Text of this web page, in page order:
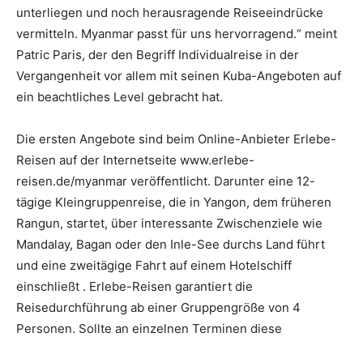
unterliegen und noch herausragende Reiseeindrücke
vermitteln. Myanmar passt für uns hervorragend.“ meint
Patric Paris, der den Begriff Individualreise in der
Vergangenheit vor allem mit seinen Kuba-Angeboten auf
ein beachtliches Level gebracht hat.
Die ersten Angebote sind beim Online-Anbieter Erlebe-
Reisen auf der Internetseite www.erlebe-
reisen.de/myanmar veröffentlicht. Darunter eine 12-
tägige Kleingruppenreise, die in Yangon, dem früheren
Rangun, startet, über interessante Zwischenziele wie
Mandalay, Bagan oder den Inle-See durchs Land führt
und eine zweitägige Fahrt auf einem Hotelschiff
einschließt . Erlebe-Reisen garantiert die
Reisedurchführung ab einer Gruppengröße von 4
Personen. Sollte an einzelnen Terminen diese